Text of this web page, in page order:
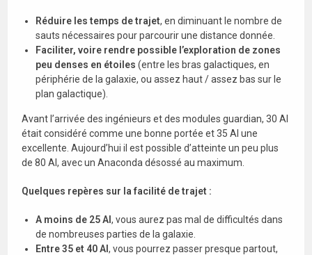
Réduire les temps de trajet, en diminuant le nombre de
sauts nécessaires pour parcourir une distance donnée.
Faciliter, voire rendre possible l’exploration de zones
peu denses en étoiles (entre les bras galactiques, en
périphérie de la galaxie, ou assez haut / assez bas sur le
plan galactique).
Avant l’arrivée des ingénieurs et des modules guardian, 30 Al
était considéré comme une bonne portée et 35 Al une
excellente. Aujourd’hui il est possible d’atteinte un peu plus
de 80 Al, avec un Anaconda désossé au maximum.
Quelques repères sur la facilité de trajet :
A moins de 25 Al, vous aurez pas mal de difficultés dans
de nombreuses parties de la galaxie.
Entre 35 et 40 Al, vous pourrez passer presque partout,